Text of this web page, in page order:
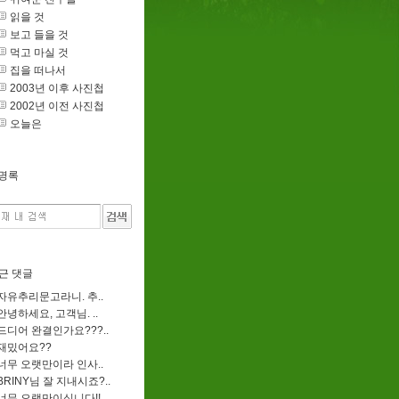
읽을 것
보고 들을 것
먹고 마실 것
집을 떠나서
2003년 이후 사진첩
2002년 이전 사진첩
오늘은
록
댓글
유추리문고라니. 추..
녕하세요, 고객님. ..
디어 완결인가요???..
밌어요??
무 오랫만이라 인사..
님 잘 지내시죠?..